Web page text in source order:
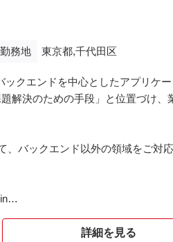
の実践、専門知識の共有、スクラ
勤務地 東京都,千代田区
クエンドを中心としたアプリケ
解決のための手段」と位置づけ
、バックエンド以外の領域をご対
詳細を見る